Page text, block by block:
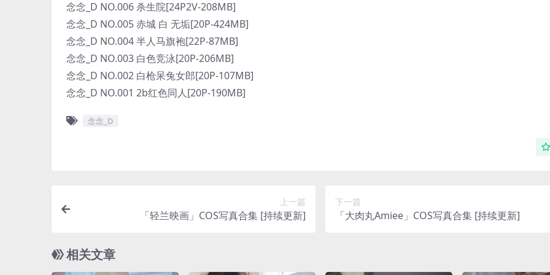
念念_D NO.006 杀生院[24P2V-208MB]
念念_D NO.005 赤城 白 无垢[20P-424MB]
念念_D NO.004 半人马旗袍[22P-87MB]
念念_D NO.003 白色竞泳[20P-206MB]
念念_D NO.002 白枪呆兔女郎[20P-107MB]
念念_D NO.001 2b红色同人[20P-190MB]
念念_D
上一篇
「轻兰映画」COS写真合集 [持续更新]
下一篇
「大肉丸Amiee」COS写真合集 [持续更新]
相关文章